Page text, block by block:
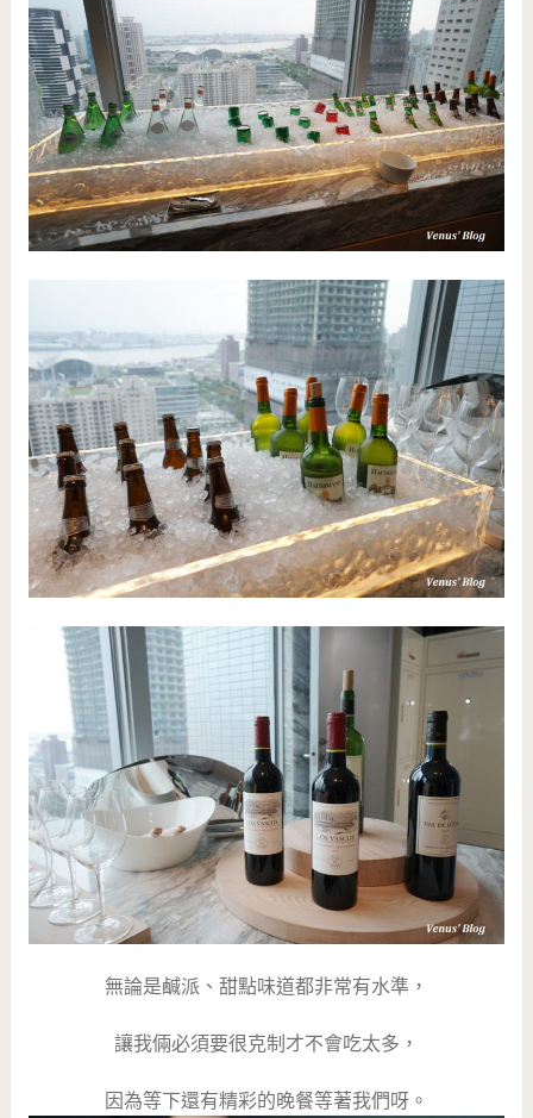
無論是鹹派、甜點味道都非常有水準，
讓我倆必須要很克制才不會吃太多，
因為等下還有精彩的晚餐等著我們呀。